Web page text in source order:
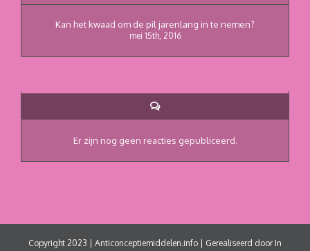
Kan het kwaad om de pil jarenlang in te nemen?
mei 15th, 2016
Er zijn nog geen reacties gepubliceerd.
Copyright 2023 | Anticonceptiemiddelen.info | Gerealiseerd door In